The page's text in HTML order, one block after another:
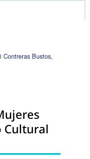
Bustos,
Cultural